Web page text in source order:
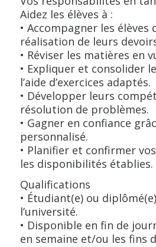
Aidez les élèves à :
• Accompagner les élèves
réalisation de leurs
• Réviser les matières en
• Expliquer et consolider
l’aide d’exercices adaptés.
• Développer leurs
résolution de problèmes.
• Gagner en confiance
personnalisé.
• Planifier et confirmer
les disponibilités établies.
Qualifications
• Étudiant(e) ou
l’université.
• Disponible en fin de
en semaine et/ou les fins